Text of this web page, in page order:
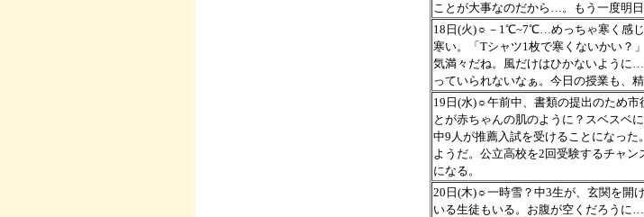
ことが大事なのだから…。もう一度明
18日(火)☼－1℃~7℃…めっちゃ寒く感じ
寒い。「Tシャツ1枚で寒くないかい？
気満々だね。風だけはひかないように
っていられないなぁ。今日の授業も、
19日(水)☼午前中、書類の提出のため
とが赤ちゃんの肌のように？スベスベ
中9人が推薦入試を受けることになっ
ようだ。公立高校を2回受験するチャ
になる。
20日(木)☼一時雪？中3生が、玄関を開
いる生徒もいる。お腹が空くだろうに